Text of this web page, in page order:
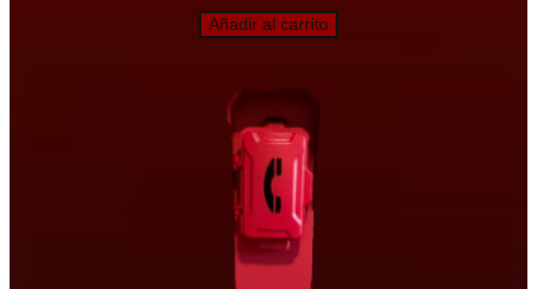
Añadir al carrito